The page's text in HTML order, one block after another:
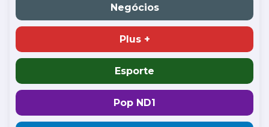
Negócios
Plus +
Esporte
Pop ND1